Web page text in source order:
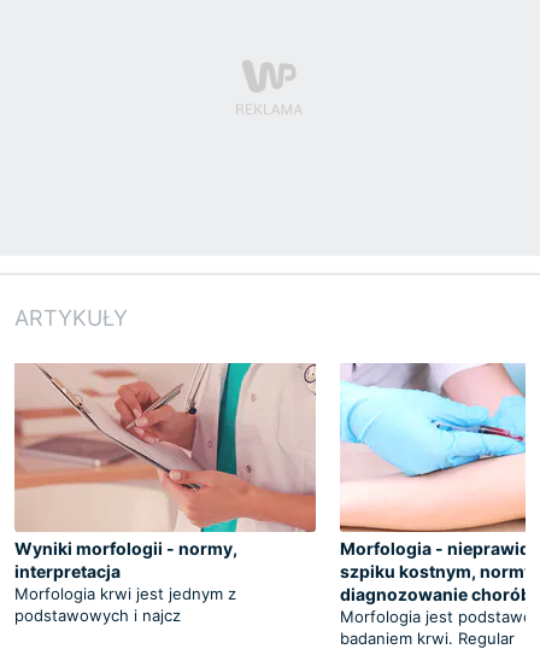
ARTYKUŁY
Wyniki morfologii - normy,
interpretacja
Morfologia krwi jest jednym z
podstawowych i najcz
Morfologia -
szpiku kostnym, normy,
diagnozowanie chorób
Morfologia jest
badaniem krwi. Regular